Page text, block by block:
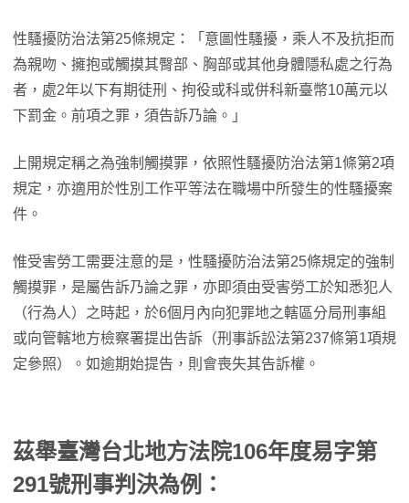
性騷擾防治法第25條規定：「意圖性騷擾，乘人不及抗拒而
為親吻、擁抱或觸摸其臀部、胸部或其他身體隱私處之行為
者，處2年以下有期徒刑、拘役或科或併科新臺幣10萬元以
下罰金。前項之罪，須告訴乃論。」
上開規定稱之為強制觸摸罪，依照性騷擾防治法第1條第2項
規定，亦適用於性別工作平等法在職場中所發生的性騷擾案
件。
惟受害勞工需要注意的是，性騷擾防治法第25條規定的強制
觸摸罪，是屬告訴乃論之罪，亦即須由受害勞工於知悉犯人
（行為人）之時起，於6個月內向犯罪地之轄區分局刑事組
或向管轄地方檢察署提出告訴（刑事訴訟法第237條第1項規
定參照）。如逾期始提告，則會喪失其告訴權。
茲舉臺灣台北地方法院106年度易字第
291號刑事判決為例：